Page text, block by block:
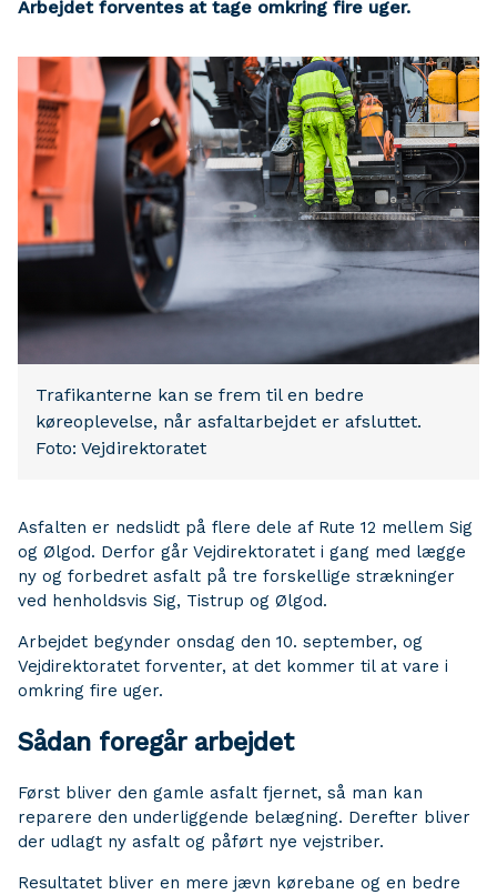
Arbejdet forventes at tage omkring fire uger.
Trafikanterne kan se frem til en bedre
køreoplevelse, når asfaltarbejdet er afsluttet.
Foto: Vejdirektoratet
Asfalten er nedslidt på flere dele af Rute 12 mellem Sig
og Ølgod. Derfor går Vejdirektoratet i gang med lægge
ny og forbedret asfalt på tre forskellige strækninger
ved henholdsvis Sig, Tistrup og Ølgod.
Arbejdet begynder onsdag den 10. september, og
Vejdirektoratet forventer, at det kommer til at vare i
omkring fire uger.
Sådan foregår arbejdet
Først bliver den gamle asfalt fjernet, så man kan
reparere den underliggende belægning. Derefter bliver
der udlagt ny asfalt og påført nye vejstriber.
Resultatet bliver en mere jævn kørebane og en bedre